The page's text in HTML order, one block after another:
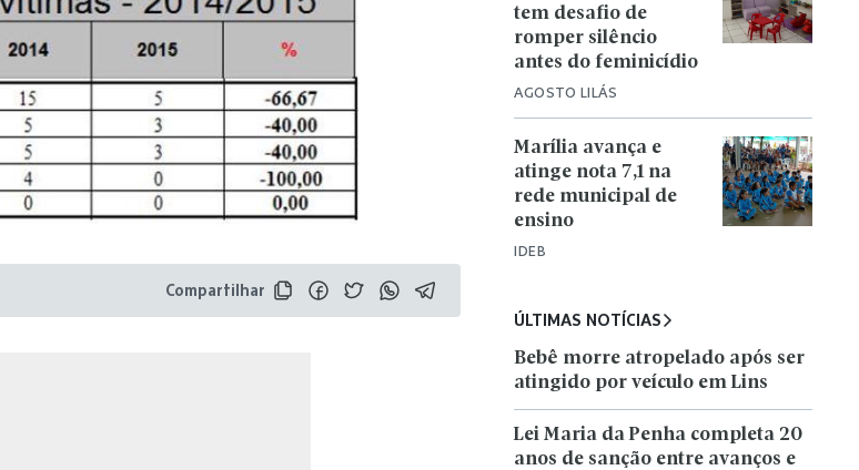
Compartilhar
AGOSTO LILÁS
tem desafio de
romper silêncio
antes do feminicídio
IDEB
Marília avança e
atinge nota 7,1 na
rede municipal de
ensino
ÚLTIMAS NOTÍCIAS
Bebê morre atropelado após ser
atingido por veículo em Lins
Lei Maria da Penha completa 20
anos de sanção entre avanços e